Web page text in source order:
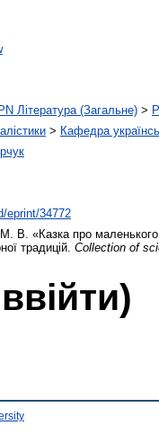
PN Література (Загальне) >
> Кафедра
eprint/34772
М. В. «Казка про
традицій. Collection of